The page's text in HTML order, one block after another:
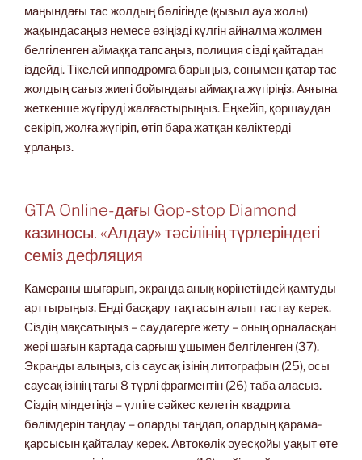
маңындағы тас жолдың бөлігінде (қызыл ауа жолы)
жақындасаңыз немесе өзіңізді күлгін айналма жолмен
белгіленген аймаққа тапсаңыз, полиция сізді қайтадан
іздейді. Тікелей ипподромға барыңыз, сонымен қатар тас
жолдың сағыз жиегі бойындағы аймақта жүгіріңіз. Аяғына
жеткенше жүгіруді жалғастырыңыз. Еңкейіп, қоршаудан
секіріп, жолға жүгіріп, өтіп бара жатқан көліктерді
ұрлаңыз.
GTA Online-дағы Gop-stop Diamond
казиносы. «Алдау» тәсілінің түрлеріндегі
семіз дефляция
Камераны шығарып, экранда анық көрінетіндей қамтуды
арттырыңыз. Енді басқару тақтасын алып тастау керек.
Сіздің мақсатыңыз – саудагерге жету – оның орналасқан
жері шағын картада сарғыш ұшымен белгіленген (37).
Экранды алыңыз, сіз саусақ ізінің литографын (25), осы
саусақ ізінің тағы 8 түрлі фрагментін (26) таба аласыз.
Сіздің міндетіңіз – үлгіге сәйкес келетін квадрига
бөлімдерін таңдау – оларды таңдап, олардың қарама-
қарсысын қайталау керек. Автокөлік әуесқойы уақыт өте